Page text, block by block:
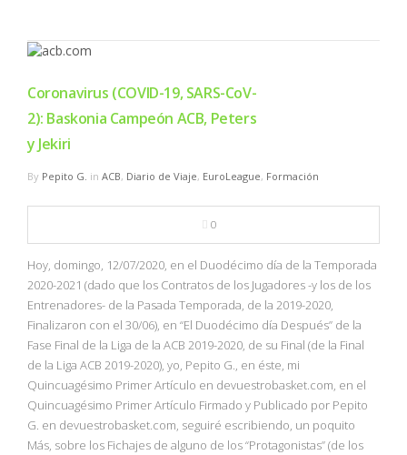
Coronavirus (COVID-19, SARS-CoV-
2): Baskonia Campeón ACB, Peters
y Jekiri
By Pepito G. in ACB, Diario de Viaje, EuroLeague, Formación
0
Hoy, domingo, 12/07/2020, en el Duodécimo día de la Temporada
2020-2021 (dado que los Contratos de los Jugadores -y los de los
Entrenadores- de la Pasada Temporada, de la 2019-2020,
Finalizaron con el 30/06), en “El Duodécimo día Después” de la
Fase Final de la Liga de la ACB 2019-2020, de su Final (de la Final
de la Liga ACB 2019-2020), yo, Pepito G., en éste, mi
Quincuagésimo Primer Artículo en devuestrobasket.com, en el
Quincuagésimo Primer Artículo Firmado y Publicado por Pepito
G. en devuestrobasket.com, seguiré escribiendo, un poquito
Más, sobre los Fichajes de alguno de los “Protagonistas” (de los